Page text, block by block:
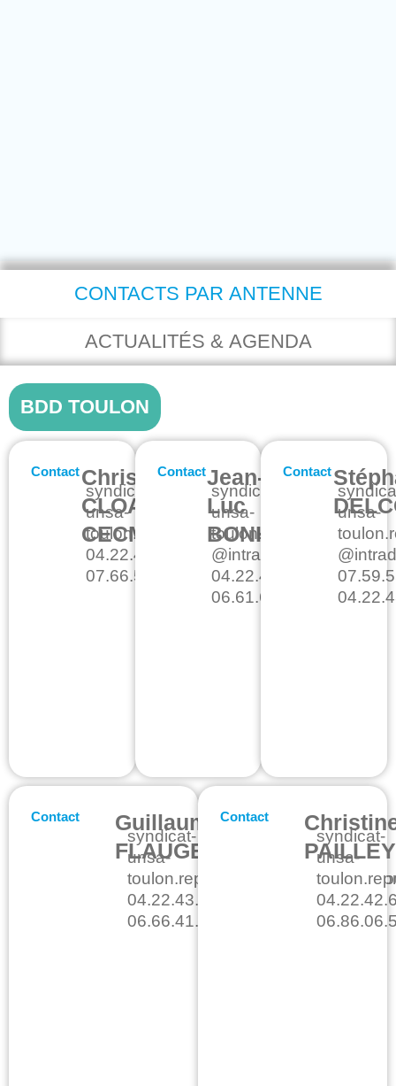
CONTACTS PAR ANTENNE
ACTUALITÉS & AGENDA
BDD TOULON
ContactChristiane
CLOAREC
CECMED/RH
syndicat-
unsa-
toulon.representant.fct@intradef.gouv.fr
04.22.43.52.21
07.66.56.63.23
ContactJean-
Luc
BONHOMME
syndicat-
unsa-
toulon.representant.fct
@intradef.gouv.fr
04.22.42.56.42
06.61.69.38.59
Contact
unsa-
Contact
Guillaume
FLAUGERE
syndicat-
unsa-
04.22.43.52.58
06.66.41.18.50
Contact
PAILLEY
syndicat-
unsa-